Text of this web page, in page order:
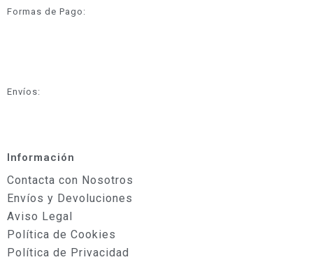
Formas de Pago:
Envíos:
Información
Contacta con Nosotros
Envíos y Devoluciones
Aviso Legal
Política de Cookies
Política de Privacidad